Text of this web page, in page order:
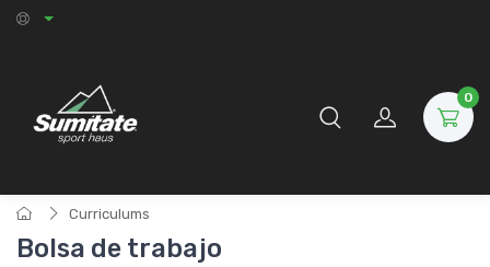
0
Curriculums
Bolsa de trabajo